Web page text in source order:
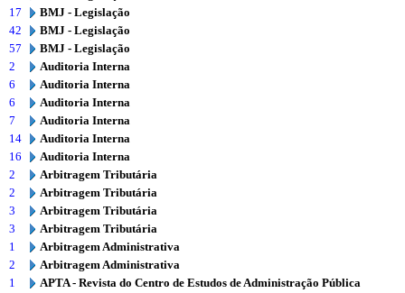
17
BMJ - Legislação
42
BMJ - Legislação
57
BMJ - Legislação
2
Auditoria Interna
6
Auditoria Interna
6
Auditoria Interna
7
Auditoria Interna
14
Auditoria Interna
16
Auditoria Interna
2
Arbitragem Tributária
2
Arbitragem Tributária
3
Arbitragem Tributária
3
Arbitragem Tributária
1
Arbitragem Administrativa
2
Arbitragem Administrativa
1
APTA - Revista do Centro de Estudos de Administração Pública